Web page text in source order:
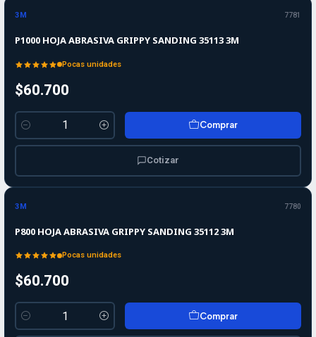
3M 7781
P1000 HOJA ABRASIVA GRIPPY SANDING 35113 3M
Pocas unidades
$60.700
Cantidad
Comprar
Cotizar
3M 7780
P800 HOJA ABRASIVA GRIPPY SANDING 35112 3M
Pocas unidades
$60.700
Cantidad
Comprar